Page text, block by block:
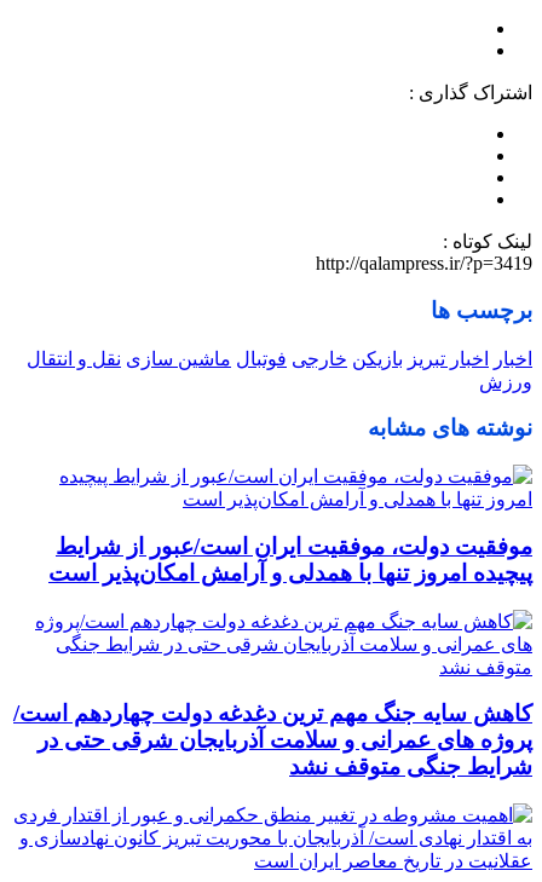
اشتراک گذاری :
لینک کوتاه :
http://qalampress.ir/?p=3419
برچسب ها
اخبار اخبار تبریز بازیکن خارجی فوتبال ماشین سازی نقل و انتقال
ورزش
نوشته های مشابه
موفقیت دولت، موفقیت ایران است/عبور از شرایط
پیچیده امروز تنها با همدلی و آرامش امکان‌پذیر است
کاهش سایه جنگ مهم ‌ترین دغدغه دولت چهاردهم است/
پروژه ‌های عمرانی و سلامت آذربایجان شرقی حتی در
شرایط جنگی متوقف نشد